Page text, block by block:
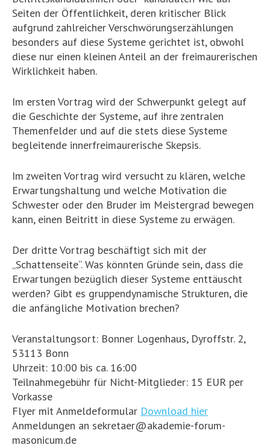
Seiten der Öffentlichkeit, deren kritischer Blick
aufgrund zahlreicher Verschwörungserzählungen
besonders auf diese Systeme gerichtet ist, obwohl
diese nur einen kleinen Anteil an der freimaurerischen
Wirklichkeit haben.
Im ersten Vortrag wird der Schwerpunkt gelegt auf
die Geschichte der Systeme, auf ihre zentralen
Themenfelder und auf die stets diese Systeme
begleitende innerfreimaurerische Skepsis.
Im zweiten Vortrag wird versucht zu klären, welche
Erwartungshaltung und welche Motivation die
Schwester oder den Bruder im Meistergrad bewegen
kann, einen Beitritt in diese Systeme zu erwägen.
Der dritte Vortrag beschäftigt sich mit der
„Schattenseite“. Was könnten Gründe sein, dass die
Erwartungen bezüglich dieser Systeme enttäuscht
werden? Gibt es gruppendynamische Strukturen, die
die anfängliche Motivation brechen?
Veranstaltungsort: Bonner Logenhaus, Dyroffstr. 2,
53113 Bonn
Uhrzeit: 10:00 bis ca. 16:00
Teilnahmegebühr für Nicht-Mitglieder: 15 EUR per
Vorkasse
Flyer mit Anmeldeformular Download hier
Anmeldungen an sekretaer@akademie-forum-
masonicum.de